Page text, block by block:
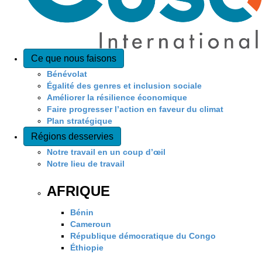
Ce que nous faisons
Bénévolat
Égalité des genres et inclusion sociale
Améliorer la résilience économique
Faire progresser l’action en faveur du climat
Plan stratégique
Régions desservies
Notre travail en un coup d’œil
Notre lieu de travail
AFRIQUE
Bénin
Cameroun
République démocratique du Congo
Éthiopie